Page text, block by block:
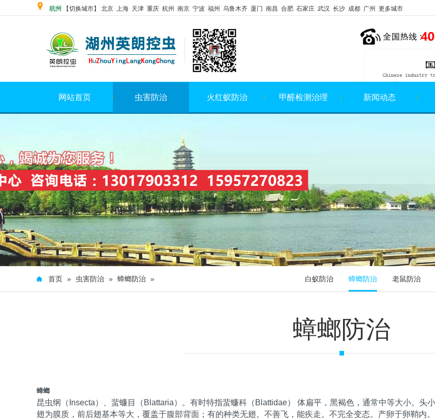
杭州 【切换城市】 北京 上海 天津 重庆 杭州 南京 宁波 福州 乌鲁木齐 厦门 南昌 合肥 石家庄 武汉 长沙 成都 广州 更多城市
网站首页 虫害防治 火红蚁防治 甲醛检测治理 新闻动态
首页 » 虫害防治 » 蟑螂防治 » 白蚁防治 蟑螂防治 老鼠防治
蟑螂防治
蟑螂
昆虫纲（Insecta）、蜚蠊目（Blattaria）。有时特指蜚蠊科（Blattidae） 体扁平，黑褐色，通常中等大小。头
翅为膜质，前后翅基本等大，覆盖于腹部背面；有的种类无翅。不善飞，能疾走。不完全变态。产卵于卵鞘内